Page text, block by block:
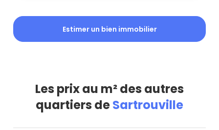
Estimer un bien immobilier
Les prix au m² des autres
quartiers deSartrouville